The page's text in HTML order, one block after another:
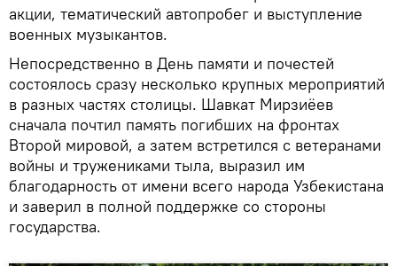
акции, тематический автопробег и выступление
военных музыкантов.
Непосредственно в День памяти и почестей
состоялось сразу несколько крупных мероприятий
в разных частях столицы. Шавкат Мирзиёев
сначала почтил память погибших на фронтах
Второй мировой, а затем встретился с ветеранами
войны и тружениками тыла, выразил им
благодарность от имени всего народа Узбекистана
и заверил в полной поддержке со стороны
государства.